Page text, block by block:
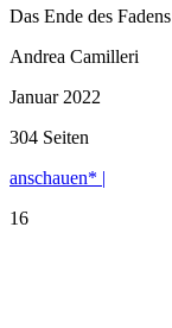
Das Ende des Fadens
Andrea Camilleri
Januar 2022
304 Seiten
anschauen* |
16